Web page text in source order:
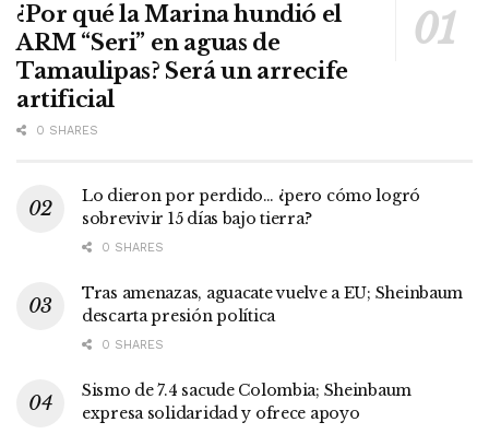
¿Por qué la Marina hundió el
ARM “Seri” en aguas de
Tamaulipas? Será un arrecife
artificial
0 SHARES
Lo dieron por perdido… ¿pero cómo logró
sobrevivir 15 días bajo tierra?
0 SHARES
Tras amenazas, aguacate vuelve a EU; Sheinbaum
descarta presión política
0 SHARES
Sismo de 7.4 sacude Colombia; Sheinbaum
expresa solidaridad y ofrece apoyo